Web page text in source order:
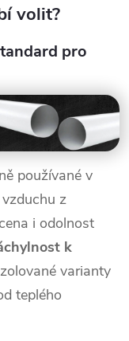
volit?
pro
používané v
z
i odolnost
k
varianty
teplého